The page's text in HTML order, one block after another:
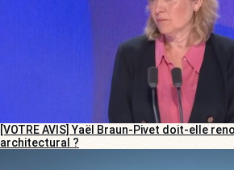
[VOTRE AVIS] Yaël Braun-Pivet doit-elle
architectural ?